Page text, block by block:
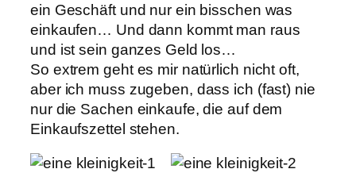
ein Geschäft und nur ein bisschen was
einkaufen… Und dann kommt man raus
und ist sein ganzes Geld los…
So extrem geht es mir natürlich nicht oft,
aber ich muss zugeben, dass ich (fast) nie
nur die Sachen einkaufe, die auf dem
Einkaufszettel stehen.